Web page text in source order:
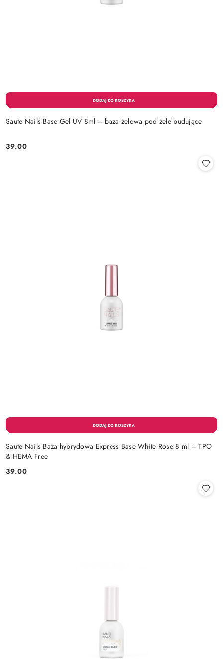
Saute Nails Base Gel UV 8ml – baza żelowa pod żele budujące
Cena:
39.00
Saute Nails Baza hybrydowa Express Base White Rose 8 ml – TPO
& HEMA Free
Cena:
39.00